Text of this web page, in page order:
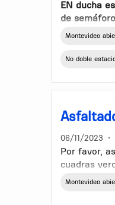
EN ducha
de
que
ambos
Montevideo
No doble
06/11/2023 •
Por favor,
cuadras
cada vez
Montevideo